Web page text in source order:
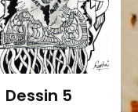
Dessin 5